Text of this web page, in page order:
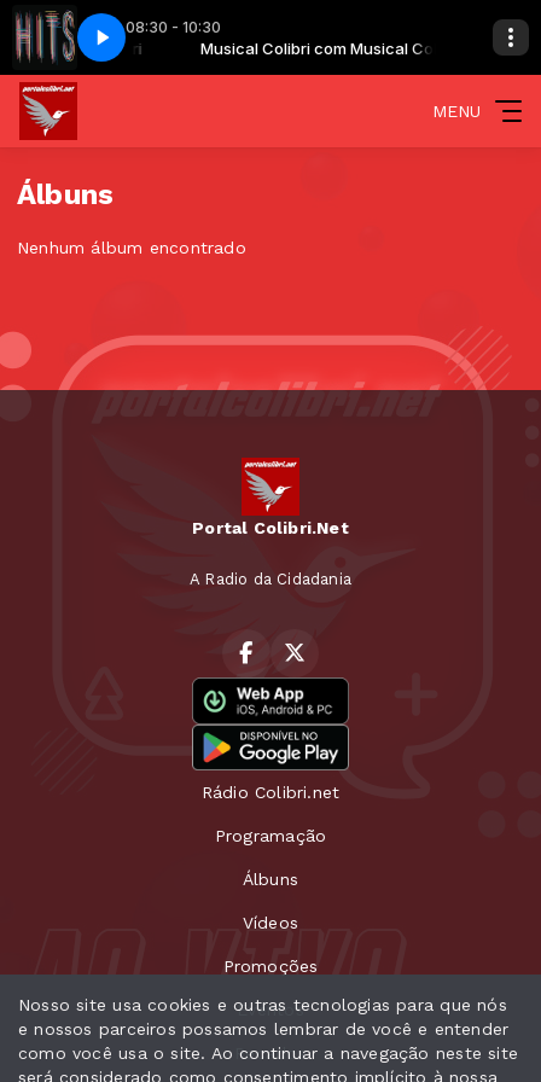
08:30 - 10:30
Musical Colibri Musical Colibri com Musical Colibri
09 Sábado a Noite
MENU
Álbuns
Nenhum álbum encontrado
Portal Colibri.Net
A Radio da Cidadania
Rádio Colibri.net
Programação
Álbuns
Vídeos
Promoções
Eventos
Recados
Nosso site usa cookies e outras tecnologias para que nós
e nossos parceiros possamos lembrar de você e entender
como você usa o site. Ao continuar a navegação neste site
será considerado como consentimento implícito à nossa